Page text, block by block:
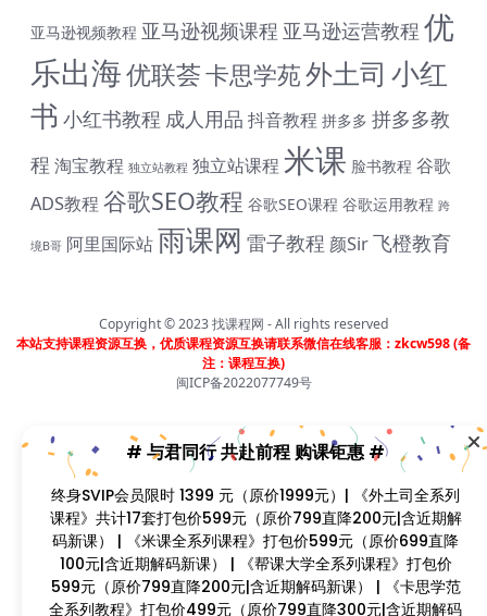
亚马逊视频教程 亚马逊视频课程 亚马逊运营教程 优
乐出海优联荟卡思学苑外土司 小红
书 小红书教程 成人用品 抖音教程 拼多多 拼多多教
程 淘宝教程 独立站教程 独立站课程 米课 脸书教程 谷歌
ADS教程 谷歌SEO教程 谷歌SEO课程 谷歌运用教程 跨
境B哥 阿里国际站雨课网 雷子教程 颜Sir飞橙教育
Copyright © 2023找课程网 - All rights reserved
本站支持课程资源互换，优质课程资源互换请联系微信在线客服：zkcw598 (备
注：课程互换)
闽ICP备2022077749号
# 与君同行 共赴前程 购课钜惠 #
终身SVIP会员限时 1399 元（原价1999元）| 《外土司全系
期解码新课） | 《米课全系列课程》打包价599元（原价
699直降100元|含近期解码新课） | 《帮课大学全系列课
程》打包价599元（原价799直降200元|含近期解码新课）
| 《卡思学范全系列教程》打包价499元（原价799直降300
元|含近期解码新课 | 凡单次购买课程原价超过300元，享受
原价7折购课钜惠！！